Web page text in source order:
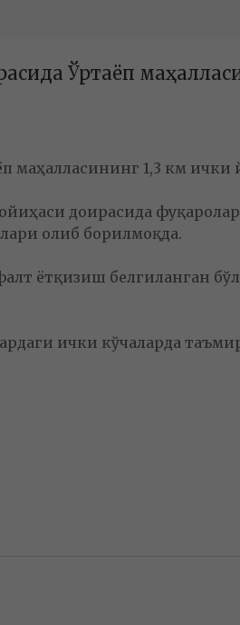
Ўртаёп
маҳалласининг 1,3 км ички
доирасида
олиб борилмоқда.
ётқизиш белгиланган
ички кўчаларда